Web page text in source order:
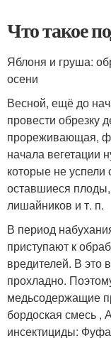
Что такое
Яблоня и груша:
осени
Весной, ещё до
провести обрезку
прореживающая,
начала вегетации
которые не успели
оставшиеся плоды,
лишайников и т. п.
В период
приступают к
вредителей. В это
прохладно.
медьсодержащие
бордоская смесь ,
инсектициды: